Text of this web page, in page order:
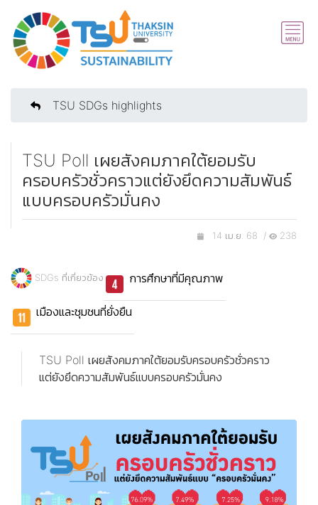
TSU SDGs highlights
TSU Poll เผยสังคมภาคใต้ยอมรับ
ครอบครัวชั่วคราวแต่ยังยึดความสัมพันธ์
แบบครอบครัวมั่นคง
14 เม.ย. 68 / 238
SDGs ที่เกี่ยวข้อง การศึกษาที่มีคุณภาพ
เมืองและชุมชนที่ยั่งยืน
TSU Poll เผยสังคมภาคใต้ยอมรับครอบครัวชั่วคราว
แต่ยังยึดความสัมพันธ์แบบครอบครัวมั่นคง